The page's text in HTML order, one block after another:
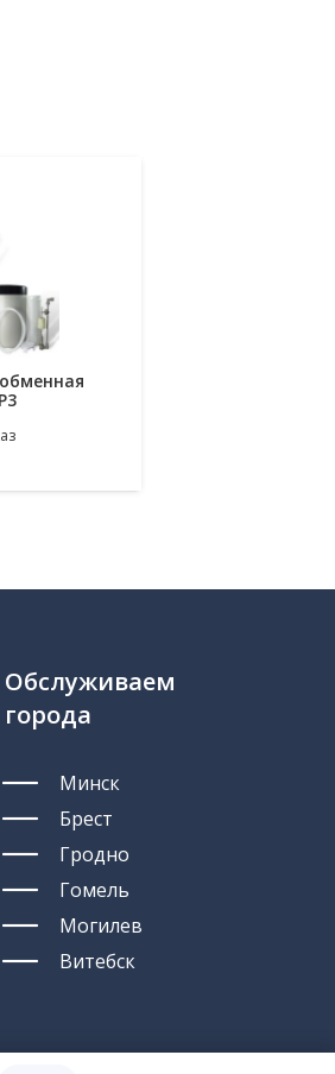
Подробнее
Обслуживаем
города
Минск
Брест
Гродно
Гомель
Могилев
Витебск